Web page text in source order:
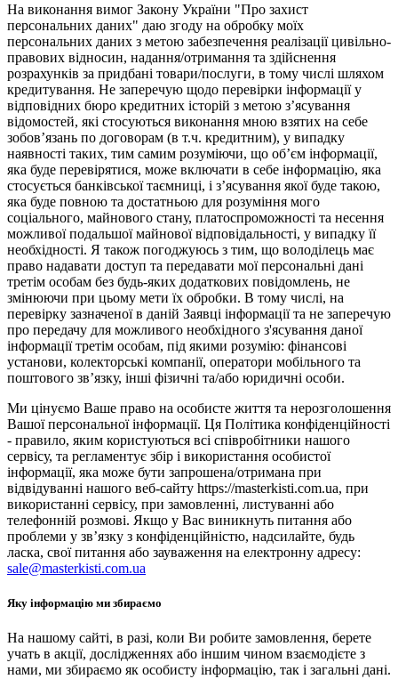
На виконання вимог Закону України "Про захист
персональних даних" даю згоду на обробку моїх
персональних даних з метою забезпечення реалізації цивільно-
правових відносин, надання/отримання та здійснення
розрахунків за придбані товари/послуги, в тому числі шляхом
кредитування. Не заперечую щодо перевірки інформації у
відповідних бюро кредитних історій з метою з’ясування
відомостей, які стосуються виконання мною взятих на себе
зобов’язань по договорам (в т.ч. кредитним), у випадку
наявності таких, тим самим розуміючи, що об’єм інформації,
яка буде перевірятися, може включати в себе інформацію, яка
стосується банківської таємниці, і з’ясування якої буде такою,
яка буде повною та достатньою для розуміння мого
соціального, майнового стану, платоспроможності та несення
можливої подальшої майнової відповідальності, у випадку її
необхідності. Я також погоджуюсь з тим, що володілець має
право надавати доступ та передавати мої персональні дані
третім особам без будь-яких додаткових повідомлень, не
змінюючи при цьому мети їх обробки. В тому числі, на
перевірку зазначеної в даній Заявці інформації та не заперечую
про передачу для можливого необхідного з'ясування даної
інформації третім особам, під якими розумію: фінансові
установи, колекторські компанії, оператори мобільного та
поштового зв’язку, інші фізичні та/або юридичні особи.
Ми цінуємо Ваше право на особисте життя та нерозголошення
Вашої персональної інформації. Ця Політика конфіденційності
- правило, яким користуються всі співробітники нашого
сервісу, та регламентує збір і використання особистої
інформації, яка може бути запрошена/отримана при
відвідуванні нашого веб-сайту https://masterkisti.com.ua, при
використанні сервісу, при замовленні, листуванні або
телефонній розмові. Якщо у Вас виникнуть питання або
проблеми у зв’язку з конфіденційністю, надсилайте, будь
ласка, свої питання або зауваження на електронну адресу:
sale@masterkisti.com.ua
Яку інформацію ми збираємо
На нашому сайті, в разі, коли Ви робите замовлення, берете
учать в акції, дослідженнях або іншим чином взаємодієте з
нами, ми збираємо як особисту інформацію, так і загальні дані.